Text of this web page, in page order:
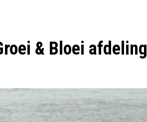
& Bloei afdeling